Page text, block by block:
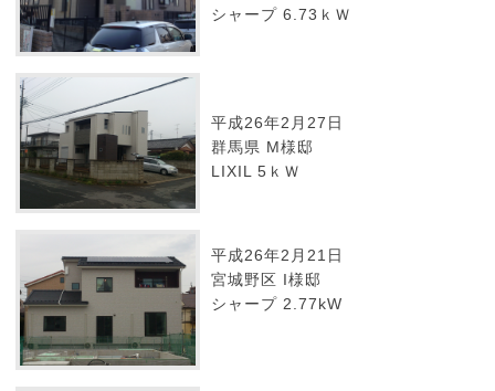
シャープ 6.73ｋＷ
平成26年2月27日
群馬県 M様邸
LIXIL 5ｋＷ
平成26年2月21日
宮城野区 I様邸
シャープ 2.77kW